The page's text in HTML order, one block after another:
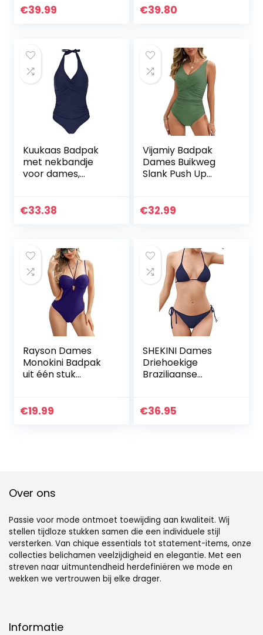
monokini,
zwempak
€39.99
Zwemmen
€39.80
Kuukaas Badpak
met nekbandje
voor dames,
push-up,
€33.38
Vijamiy Badpak
Dames Buikweg
Slank Push Up
Dames Modieus
€32.99
Rayson Dames
Monokini Badpak
uit één stuk
Badpak Side Cut-
€19.99
SHEKINI Dames
Driehoekige
Braziliaanse
Badpak Lage Taille
€36.95
Over ons
Passie voor mode ontmoet toewijding aan kwaliteit. Wij
stellen tijdloze stukken samen die een individuele stijl
versterken. Van chique essentials tot statement-items, onze
collecties belichamen veelzijdigheid en elegantie. Met een
streven naar uitmuntendheid herdefiniëren we mode en
wekken we vertrouwen bij elke drager.
Informatie